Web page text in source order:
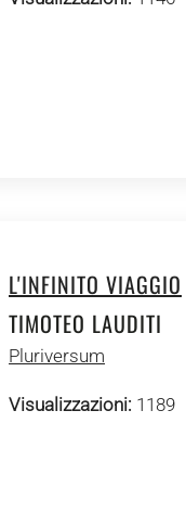
L'INFINITO VIAGGIO
TIMOTEO LAUDITI
Pluriversum
Visualizzazioni: 1189